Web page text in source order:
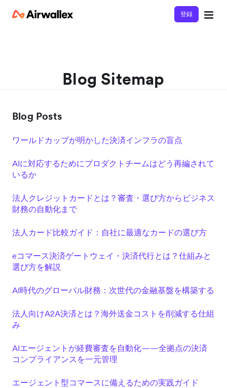
登録
Blog Sitemap
Blog Posts
ワールドカップが明かした決済インフラの盲点
AIに対応するためにプロダクトチームはどう再編されて
いるか
法人クレジットカードとは？審査・選び方からビジネス
財務の自動化まで
法人カード比較ガイド：自社に最適なカードの選び方
eコマース決済ゲートウェイ・決済代行とは？仕組みと
選び方を解説
AI時代のグローバル財務：次世代の金融基盤を構築する
法人向けA2A決済とは？海外送金コストを削減する仕組
み
AIエージェントが経費審査を自動化——全拠点の決済
コンプライアンスを一元管理
エージェント型コマースに備えるための実践ガイド